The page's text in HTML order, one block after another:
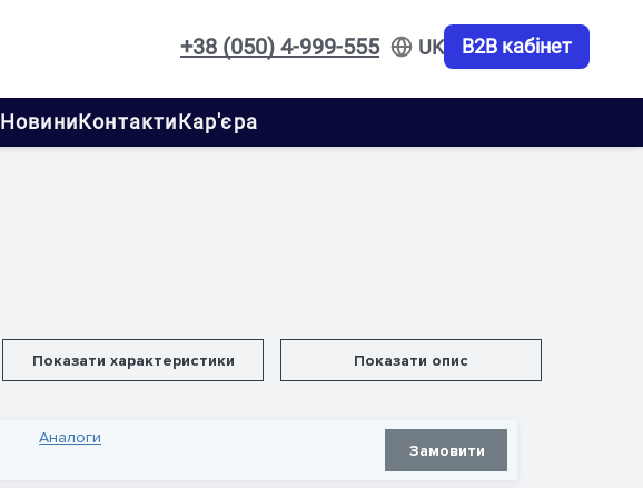
+38 (050) 4-999-555 UK B2B кабінет
НовиниКонтактиКар'єра
Показати характеристики Показати опис
Аналоги
Замовити